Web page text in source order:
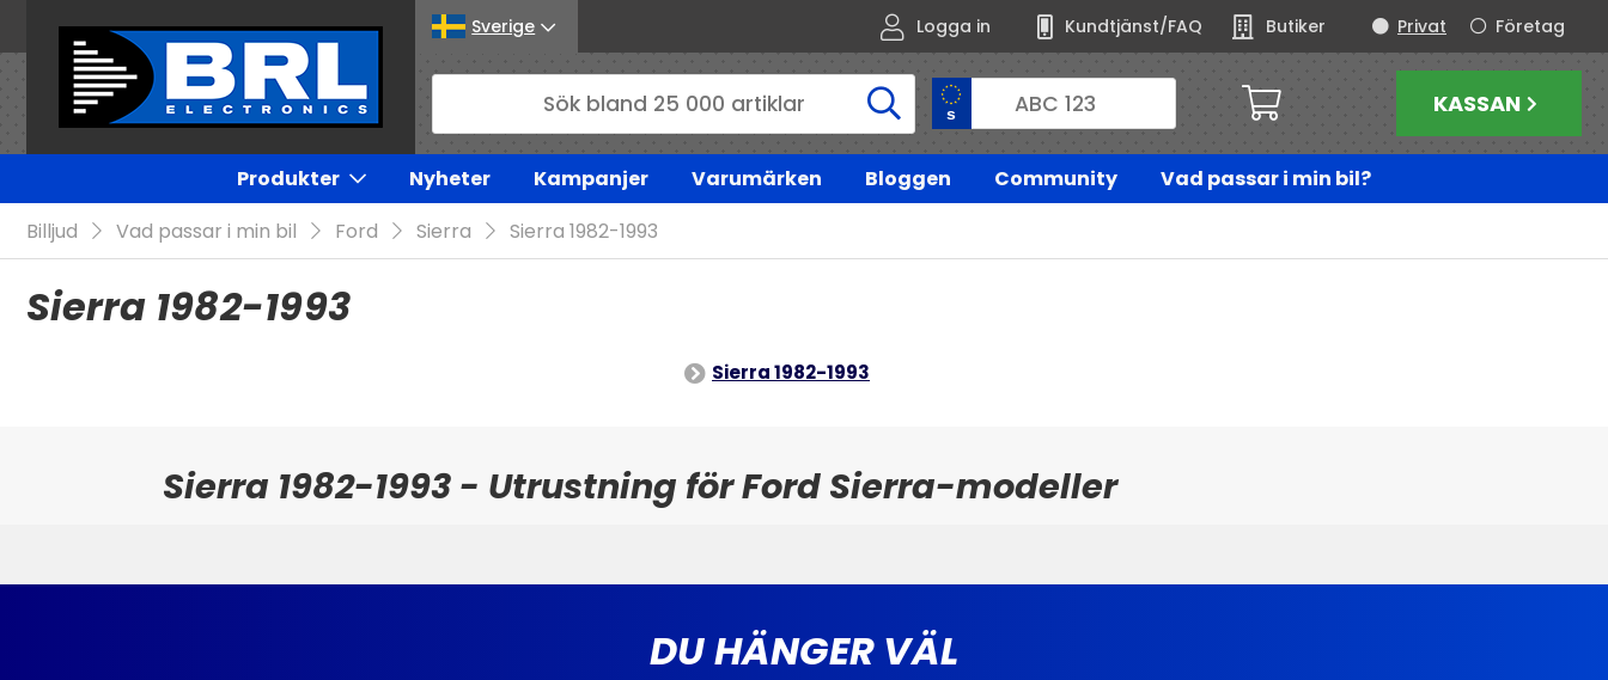
Sverige Logga in Kundtjänst/FAQ Butiker Företag
Privat
KASSAN
Produkter Nyheter Kampanjer Varumärken Bloggen Community
Vad passar i min bil?
Billjud
Vad passar i min bil Ford Sierra Sierra 1982-1993
Sierra 1982-1993
Sierra 1982-1993
Sierra 1982-1993 - Utrustning för Ford Sierra-modeller
DU HÄNGER VÄL